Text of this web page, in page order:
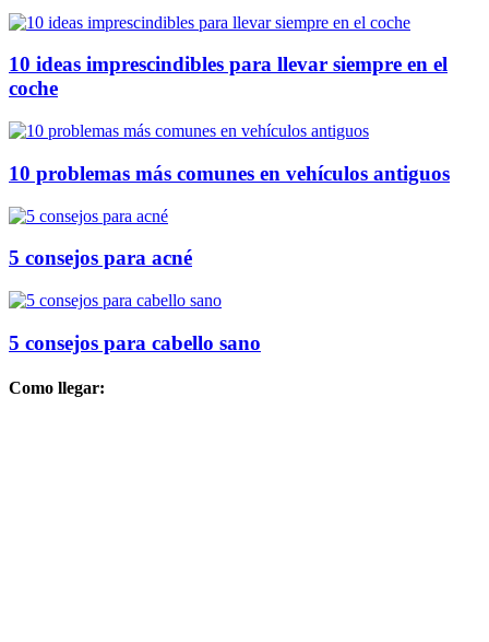
10 ideas imprescindibles para llevar siempre en el
coche
10 problemas más comunes en vehículos antiguos
5 consejos para acné
5 consejos para cabello sano
Como llegar: